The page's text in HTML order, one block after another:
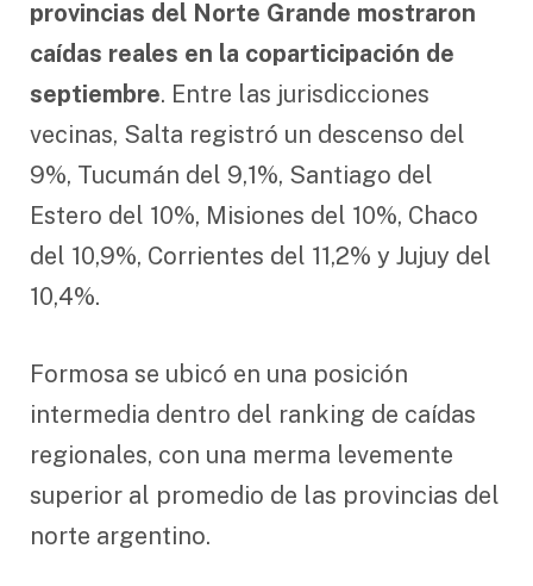
provincias del Norte Grande mostraron
caídas reales en la coparticipación de
septiembre. Entre las jurisdicciones
vecinas, Salta registró un descenso del
9%, Tucumán del 9,1%, Santiago del
Estero del 10%, Misiones del 10%, Chaco
del 10,9%, Corrientes del 11,2% y Jujuy del
10,4%.
Formosa se ubicó en una posición
intermedia dentro del ranking de caídas
regionales, con una merma levemente
superior al promedio de las provincias del
norte argentino.